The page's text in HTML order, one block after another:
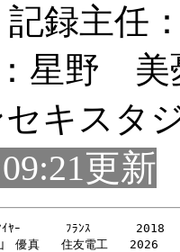
記録主任
星野 美
キスタ
更新
ﾔｰ  　　 ﾌﾗﾝｽ  　　 2018
優真   住友電工   2026